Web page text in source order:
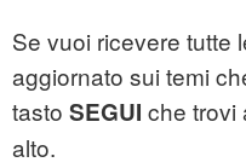
Se vuoi ricevere tutte
aggiornato sui temi
tasto SEGUI che trovi
alto.